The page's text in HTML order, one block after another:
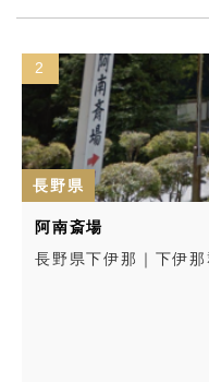
2
長野県
阿南斎場
長野県下伊那｜下伊